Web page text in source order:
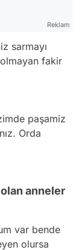
Reklam
sarmayı
fakir
paşamiz
Orda
olan anneler
var bende
olursa